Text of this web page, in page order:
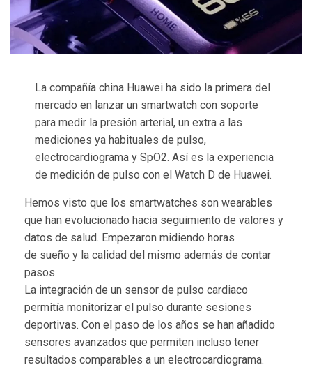
La compañía china Huawei ha sido la primera del
mercado en lanzar un smartwatch con soporte
para medir la presión arterial, un extra a las
mediciones ya habituales de pulso,
electrocardiograma y SpO2. Así es la experiencia
de medición de pulso con el Watch D de Huawei.
Hemos visto que los smartwatches son wearables
que han evolucionado hacia seguimiento de valores y
datos de salud. Empezaron midiendo horas
de sueño y la calidad del mismo además de contar
pasos.
La integración de un sensor de pulso cardiaco
permitía monitorizar el pulso durante sesiones
deportivas. Con el paso de los años se han añadido
sensores avanzados que permiten incluso tener
resultados comparables a un electrocardiograma.